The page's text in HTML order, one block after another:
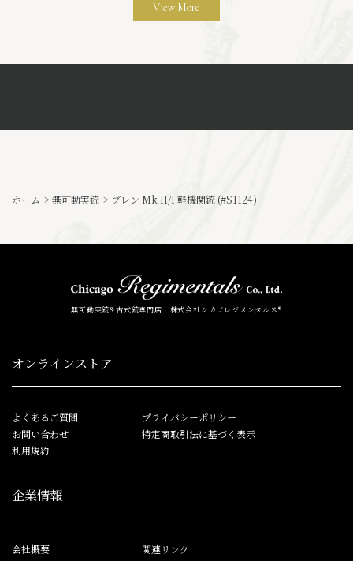
View More
ホーム > 無可動実銃 > ブレン Mk II/I 軽機関銃 (#S1124)
無可動実銃&古式銃専門店 株式会社シカゴレジメンタルス®
オンラインストア
よくあるご質問
お問い合わせ
利用規約
プライバシーポリシー
特定商取引法に基づく表示
企業情報
会社概要
関連リンク